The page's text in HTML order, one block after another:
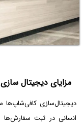
مزایای دیجیتال
دیجیتال‌سازی کافی‌شاپ‌ها
انسانی در ثبت سفارش‌ها